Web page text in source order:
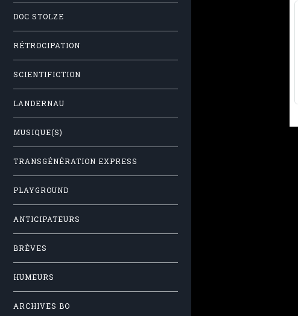
DOC STOLZE
RÉTROCIPATION
SCIENTIFICTION
LANDERNAU
MUSIQUE(S)
TRANSGÉNÉRATION EXPRESS
PLAYGROUND
ANTICIPATEURS
BRÈVES
HUMEURS
ARCHIVES BO